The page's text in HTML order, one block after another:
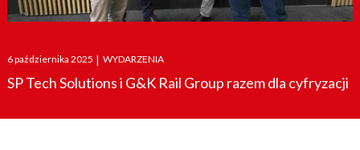
Posted
on
6 października 2025 | WYDARZENIA
SP Tech Solutions i G&K Rail Group razem dla cyfryzacji